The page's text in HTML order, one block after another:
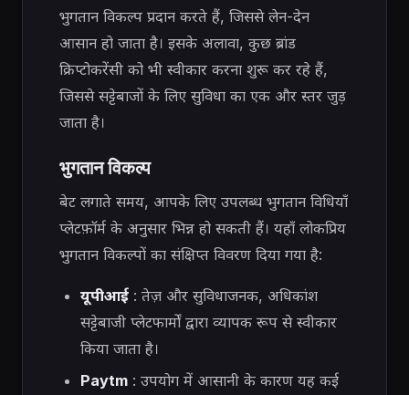
भुगतान विकल्प प्रदान करते हैं, जिससे लेन-देन
आसान हो जाता है। इसके अलावा, कुछ ब्रांड
क्रिप्टोकरेंसी को भी स्वीकार करना शुरू कर रहे हैं,
जिससे सट्टेबाजों के लिए सुविधा का एक और स्तर जुड़
जाता है।
भुगतान विकल्प
बेट लगाते समय, आपके लिए उपलब्ध भुगतान विधियाँ
प्लेटफ़ॉर्म के अनुसार भिन्न हो सकती हैं। यहाँ लोकप्रिय
भुगतान विकल्पों का संक्षिप्त विवरण दिया गया है:
यूपीआई: तेज़ और सुविधाजनक, अधिकांश
सट्टेबाजी प्लेटफार्मों द्वारा व्यापक रूप से स्वीकार
किया जाता है।
Paytm: उपयोग में आसानी के कारण यह कई